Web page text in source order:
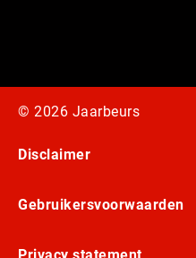
© 2026 Jaarbeurs
Disclaimer
Gebruikersvoorwaarden